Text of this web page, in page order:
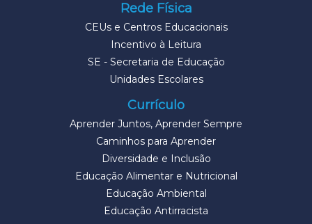
Rede Física
CEUs e Centros Educacionais
Incentivo à Leitura
SE - Secretaria de Educação
Unidades Escolares
Currículo
Aprender Juntos, Aprender Sempre
Caminhos para Aprender
Diversidade e Inclusão
Educação Alimentar e Nutricional
Educação Ambiental
Educação Antirracista